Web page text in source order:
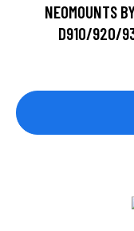
NEOMOUNTS
D910/920/